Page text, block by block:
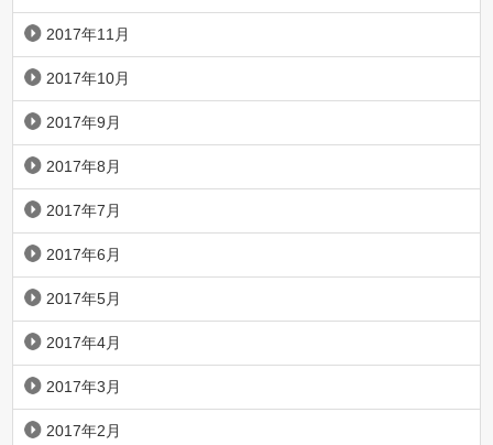
2017年11月
2017年10月
2017年9月
2017年8月
2017年7月
2017年6月
2017年5月
2017年4月
2017年3月
2017年2月